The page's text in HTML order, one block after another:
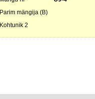
Parim mängija (B)
Kohtunik 2